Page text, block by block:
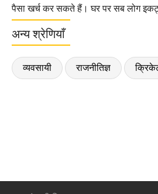
पैसा खर्च कर सकते हैं। घर पर सब लोग
अन्य श्रेणियाँ
व्यवसायी राजनीतिज्ञ